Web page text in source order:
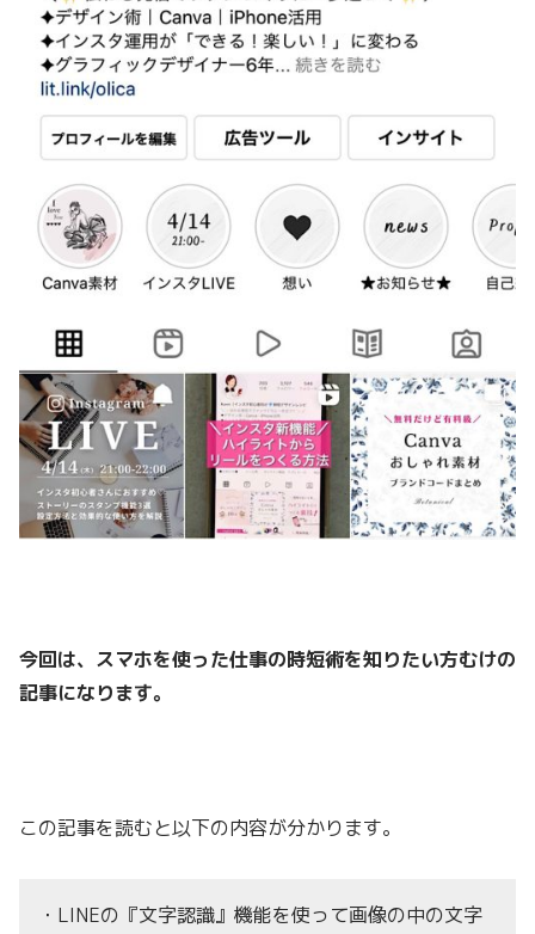
今回は、スマホを使った仕事の時短術を知りたい方むけの
記事になります。
この記事を読むと以下の内容が分かります。
・LINEの『文字認識』機能を使って画像の中の文字